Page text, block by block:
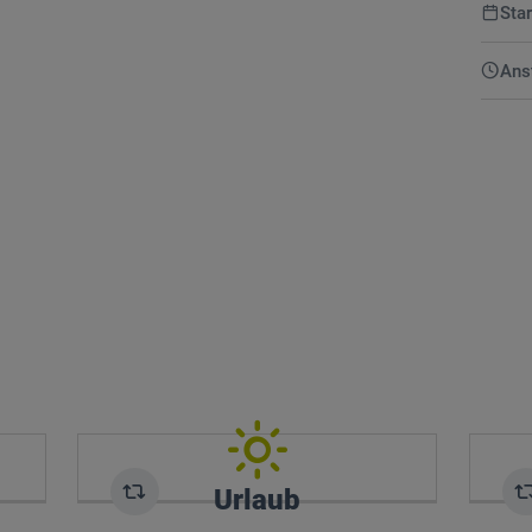
Urlaub
Flip Card
Sonderzahlungen in zusätzliche freie
Tage umzuwandeln.